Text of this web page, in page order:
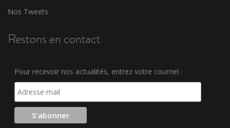
Nos Tweets
Restons en contact
Pour recevoir nos actualités, entrez votre courriel :